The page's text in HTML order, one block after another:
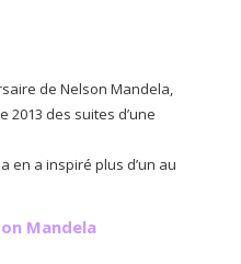
de Nelson Mandela,
2013 des suites d’une
en a inspiré plus d’un au
Mandela